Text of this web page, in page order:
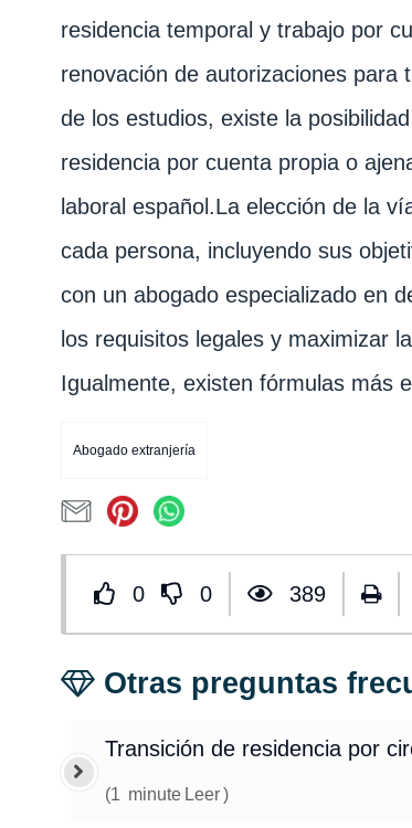
residencia temporal y trabajo por
renovación de autorizaciones para
de los estudios, existe la
residencia por cuenta propia o
laboral español.La elección de la
cada persona, incluyendo sus
con un abogado especializado en
los requisitos legales y maximizar
Igualmente, existen fórmulas más
Abogado extranjería
0 0 389
Otras preguntas
Transición de residencia por
(1 minute Leer )